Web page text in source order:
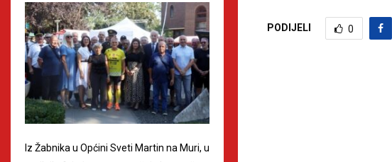
PODIJELI 0
Iz Žabnika u Općini Sveti Martin na Muri, u